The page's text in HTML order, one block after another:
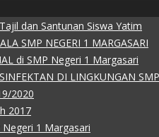
dan Santunan Siswa Yatim
SMP NEGERI 1 MARGASARI
di SMP Negeri 1 Margasari
DI LINGKUNGAN
2020
2017
Negeri 1 Margasari